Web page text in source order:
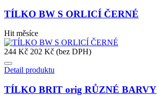
TÍLKO BW S ORLICÍ ČERNÉ
Hit měsíce
244 Kč 202 Kč (bez DPH)
Detail produktu
TÍLKO BRIT orig RŮZNÉ BARVY